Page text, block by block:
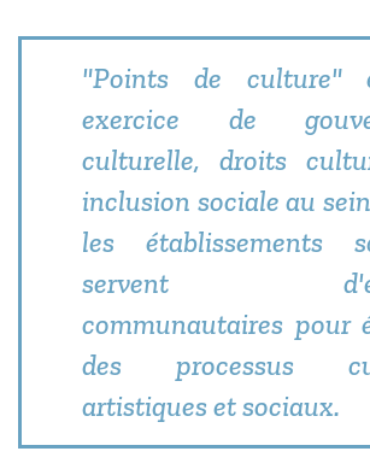
"Points de culture"
exercice de
culturelle, droits
inclusion sociale au
les établissements
servent
communautaires pour
des processus
artistiques et sociaux.